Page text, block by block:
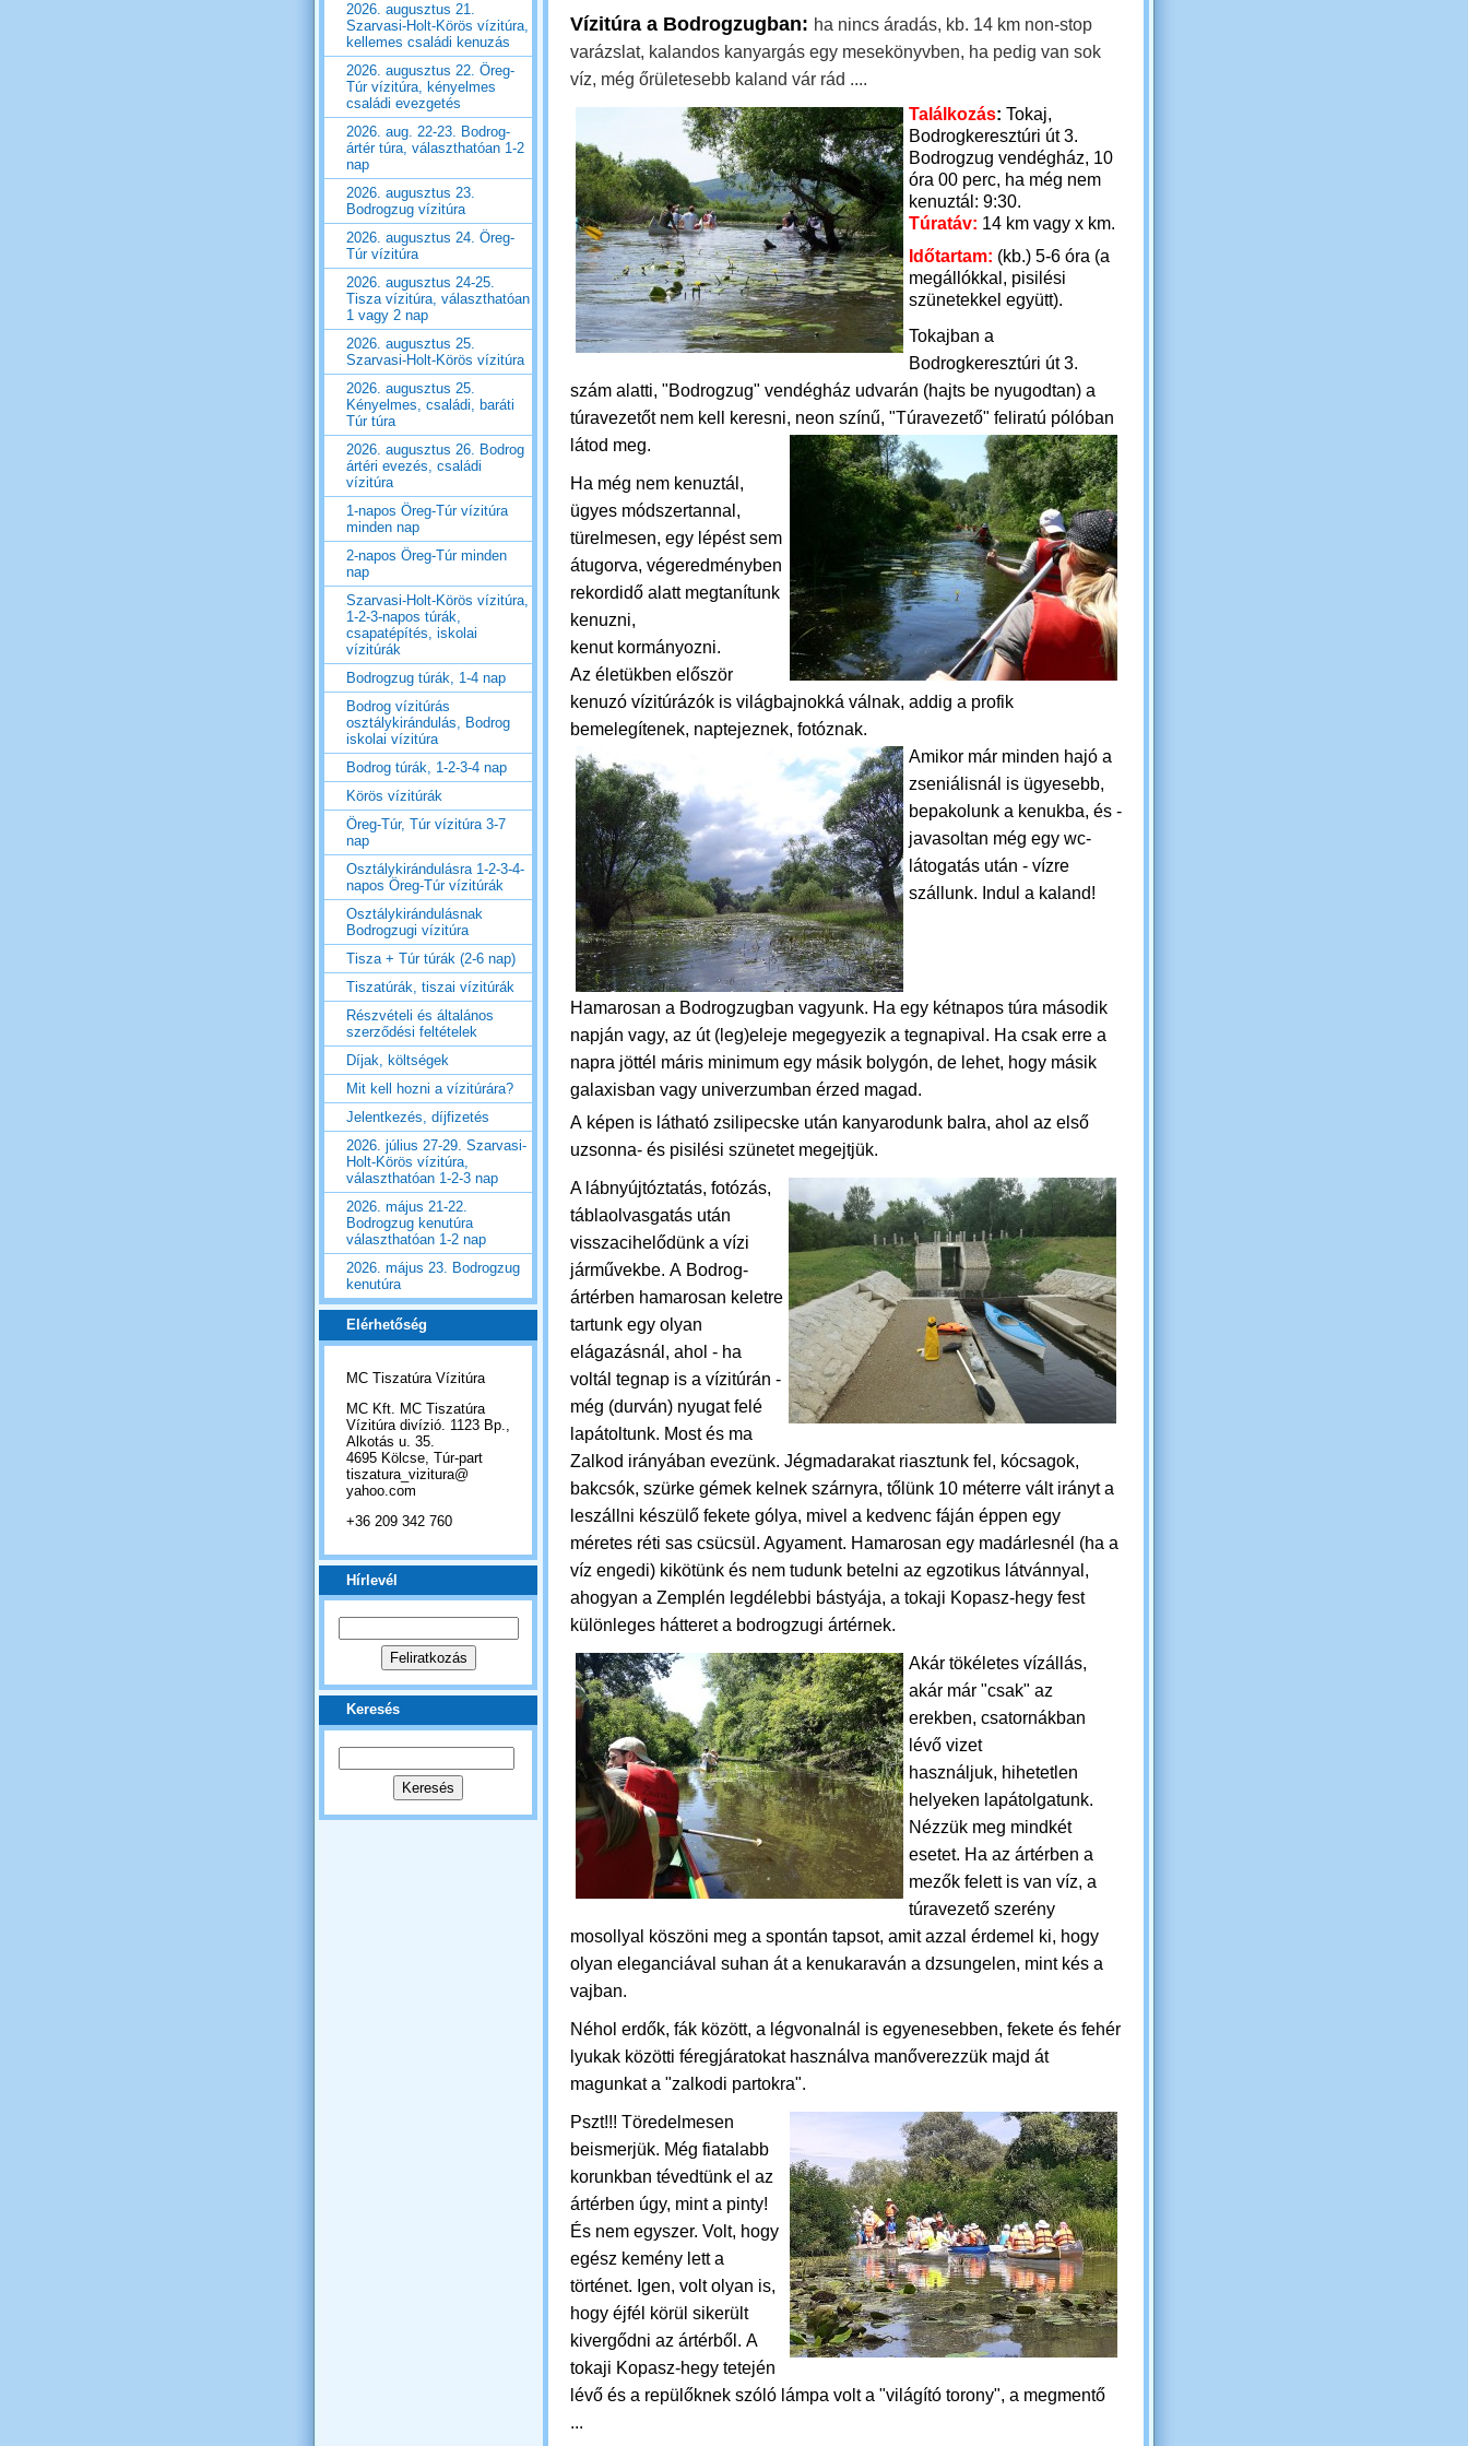
Vízitúra a Bodrogzugban: ha nincs áradás, kb. 14 km non-stop
varázslat, kalandos kanyargás egy mesekönyvben, ha pedig van sok
víz, még őrületesebb kaland vár rád ....
Találkozás: Tokaj,
Bodrogkeresztúri út 3.
Bodrogzug vendégház, 10
óra 00 perc, ha még nem
kenuztál: 9:30.
Túratáv: 14 km vagy x km.
Időtartam: (kb.) 5-6 óra (a
megállókkal, pisilési
szünetekkel együtt).
Tokajban a
Bodrogkeresztúri út 3.
szám alatti, "Bodrogzug" vendégház udvarán (hajts be nyugodtan) a
túravezetőt nem kell keresni, neon színű, "Túravezető" feliratú pólóban
látod meg.
Ha még nem kenuztál,
ügyes módszertannal,
türelmesen, egy lépést sem
átugorva, végeredményben
rekordidő alatt megtanítunk
kenuzni,
kenut kormányozni.
Az életükben először
kenuzó vízitúrázók is világbajnokká válnak, addig a profik
bemelegítenek, naptejeznek, fotóznak.
Amikor már minden hajó a
zseniálisnál is ügyesebb,
bepakolunk a kenukba, és -
javasoltan még egy wc-
látogatás után - vízre
szállunk. Indul a kaland!
Hamarosan a Bodrogzugban vagyunk. Ha egy kétnapos túra második
napján vagy, az út (leg)eleje megegyezik a tegnapival. Ha csak erre a
napra jöttél máris minimum egy másik bolygón, de lehet, hogy másik
galaxisban vagy univerzumban érzed magad.
A képen is látható zsilipecske után kanyarodunk balra, ahol az első
uzsonna- és pisilési szünetet megejtjük.
A lábnyújtóztatás, fotózás,
táblaolvasgatás után
visszacihelődünk a vízi
járművekbe. A Bodrog-
ártérben hamarosan keletre
tartunk egy olyan
elágazásnál, ahol - ha
voltál tegnap is a vízitúrán -
még (durván) nyugat felé
lapátoltunk. Most és ma
Zalkod irányában evezünk. Jégmadarakat riasztunk fel, kócsagok,
bakcsók, szürke gémek kelnek szárnyra, tőlünk 10 méterre vált irányt a
leszállni készülő fekete gólya, mivel a kedvenc fáján éppen egy
méretes réti sas csücsül. Agyament. Hamarosan egy madárlesnél (ha a
víz engedi) kikötünk és nem tudunk betelni az egzotikus látvánnyal,
ahogyan a Zemplén legdélebbi bástyája, a tokaji Kopasz-hegy fest
különleges hátteret a bodrogzugi ártérnek.
Akár tökéletes vízállás,
akár már "csak" az
erekben, csatornákban
lévő vizet
használjuk, hihetetlen
helyeken lapátolgatunk.
Nézzük meg mindkét
esetet. Ha az ártérben a
mezők felett is van víz, a
túravezető szerény
mosollyal köszöni meg a spontán tapsot, amit azzal érdemel ki, hogy
olyan eleganciával suhan át a kenukaraván a dzsungelen, mint kés a
vajban.
Néhol erdők, fák között, a légvonalnál is egyenesebben, fekete és fehér
lyukak közötti féregjáratokat használva manőverezzük majd át
magunkat a "zalkodi partokra".
Pszt!!! Töredelmesen
beismerjük. Még fiatalabb
korunkban tévedtünk el az
ártérben úgy, mint a pinty!
És nem egyszer. Volt, hogy
egész kemény lett a
történet. Igen, volt olyan is,
hogy éjfél körül sikerült
kivergődni az ártérből. A
tokaji Kopasz-hegy tetején
lévő és a repülőknek szóló lámpa volt a "világító torony", a megmentő
...
2026. augusztus 21.
Szarvasi-Holt-Körös vízitúra,
kellemes családi kenuzás
2026. augusztus 22. Öreg-
Túr vízitúra, kényelmes
családi evezgetés
2026. aug. 22-23. Bodrog-
ártér túra, választhatóan 1-2
nap
2026. augusztus 23.
Bodrogzug vízitúra
2026. augusztus 24. Öreg-
Túr vízitúra
2026. augusztus 24-25.
Tisza vízitúra, választhatóan
1 vagy 2 nap
2026. augusztus 25.
Szarvasi-Holt-Körös vízitúra
2026. augusztus 25.
Kényelmes, családi, baráti
Túr túra
2026. augusztus 26. Bodrog
ártéri evezés, családi
vízitúra
1-napos Öreg-Túr vízitúra
minden nap
2-napos Öreg-Túr minden
nap
Szarvasi-Holt-Körös vízitúra,
1-2-3-napos túrák,
csapatépítés, iskolai
vízitúrák
Bodrogzug túrák, 1-4 nap
Bodrog vízitúrás
osztálykirándulás, Bodrog
iskolai vízitúra
Bodrog túrák, 1-2-3-4 nap
Körös vízitúrák
Öreg-Túr, Túr vízitúra 3-7
nap
Osztálykirándulásra 1-2-3-4-
napos Öreg-Túr vízitúrák
Osztálykirándulásnak
Bodrogzugi vízitúra
Tisza + Túr túrák (2-6 nap)
Tiszatúrák, tiszai vízitúrák
Részvételi és általános
szerződési feltételek
Díjak, költségek
Mit kell hozni a vízitúrára?
Jelentkezés, díjfizetés
2026. július 27-29. Szarvasi-
Holt-Körös vízitúra,
választhatóan 1-2-3 nap
2026. május 21-22.
Bodrogzug kenutúra
választhatóan 1-2 nap
2026. május 23. Bodrogzug
kenutúra
Elérhetőség
MC Tiszatúra Vízitúra
MC Kft. MC Tiszatúra
Vízitúra divízió. 1123 Bp.,
Alkotás u. 35.
4695 Kölcse, Túr-part
tiszatura_vizitura@
yahoo.com
+36 209 342 760
Hírlevél
Keresés